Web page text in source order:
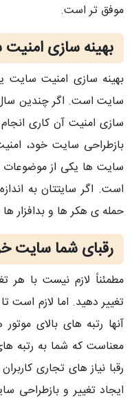
موفق تر است.
بهینه سازی
بهینه سازی امنیت سایت
سایت است. اگر چندین
سازی امنیت آن کاری
بازطراحی سایت خود،
سایت ها یکی از
است. اگر سایتتان به
حمله ی هکر ها و بدافزار ها
رقبای شما سایت
مطمئناً لازم نیست با هر
تغییر دهید. اما لازم است
آنها رتبه های بالای
معناست که شما به رتبه
رقبا نیاز های تجاری
ایجاد تغییر و بازطراحی